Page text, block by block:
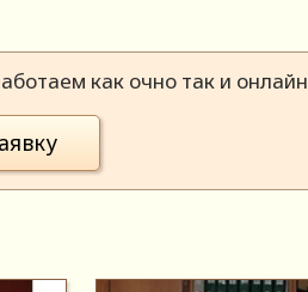
как очно так и онлайн